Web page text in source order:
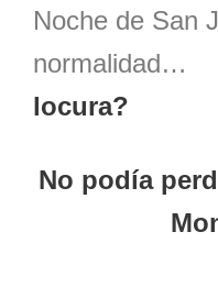
Noche de San
normalidad…
locura?
No podía